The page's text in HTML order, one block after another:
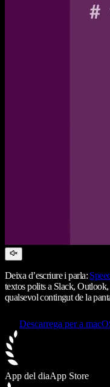
Deixa d’escriure i parla:
textos polits a Slack,
qualsevol contingut de la
Descarrega per a
App del diaApp Store